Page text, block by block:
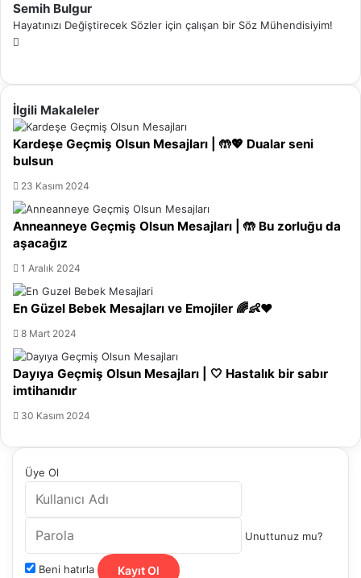
Semih Bulgur
Hayatınızı Değiştirecek Sözler için çalışan bir Söz Mühendisiyim!
i
t
e
s
T
u
b
e
İlgili Makaleler
Kardeşe Geçmiş Olsun Mesajları | 🤲💖 Dualar seni
bulsun
23 Kasım 2024
Anneanneye Geçmiş Olsun Mesajları | 🤲 Bu zorluğu da
aşacağız
1 Aralık 2024
En Güzel Bebek Mesajları ve Emojiler 🌈👶❤️
8 Mart 2024
Dayıya Geçmiş Olsun Mesajları | 🤍 Hastalık bir sabır
imtihanıdır
30 Kasım 2024
Üye Ol
Unuttunuz mu?
Beni hatırla Kayıt Ol